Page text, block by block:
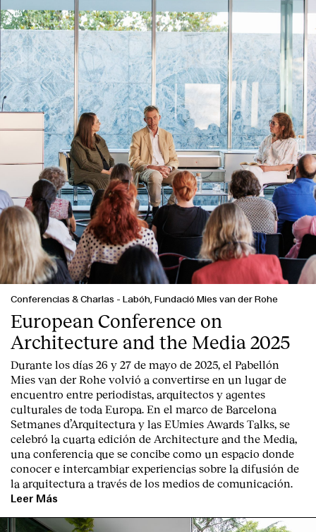
Conferencias & Charlas - Labóh, Fundació Mies van der Rohe
European Conference on
Architecture and the Media 2025
Durante los días 26 y 27 de mayo de 2025, el Pabellón
Mies van der Rohe volvió a convertirse en un lugar de
encuentro entre periodistas, arquitectos y agentes
culturales de toda Europa. En el marco de Barcelona
Setmanes d’Arquitectura y las EUmies Awards Talks, se
celebró la cuarta edición de Architecture and the Media,
una conferencia que se concibe como un espacio donde
conocer e intercambiar experiencias sobre la difusión de
la arquitectura a través de los medios de comunicación.
Leer Más